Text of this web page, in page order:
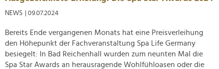
NEWS | 09.07.2024
Bereits Ende vergangenen Monats hat eine Preisverleihung
den Höhepunkt der Fachveranstaltung Spa Life Germany
besiegelt: In Bad Reichenhall wurden zum neunten Mal die
Spa Star Awards an herausragende Wohlfühloasen oder die